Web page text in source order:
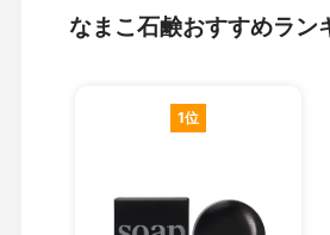
なまこ石鹸おすすめラン
1位